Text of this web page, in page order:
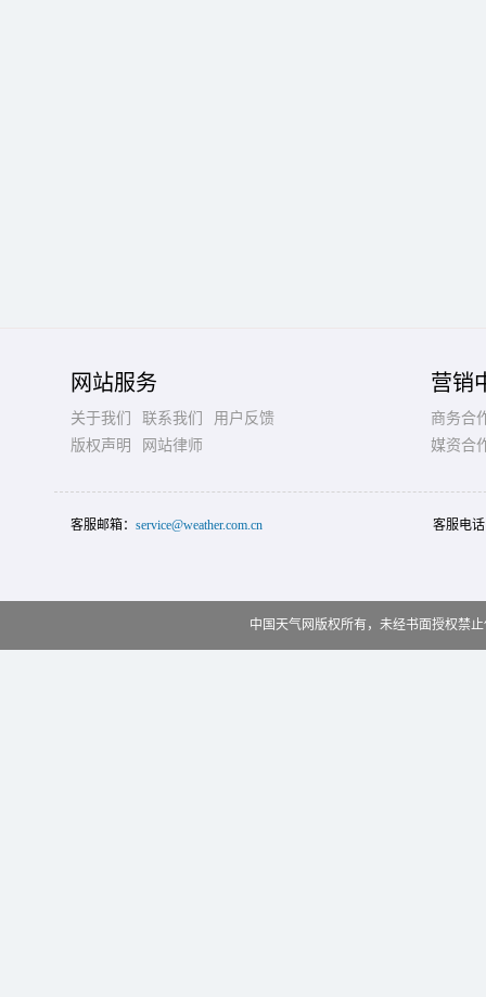
网站服务
关于我们 联系我们
用户反馈
版权声明
网站律师
营销
商务合
媒资合
客服邮箱： service@weather.com.cn 客服电
中国天气网版权所有，未经书面授权